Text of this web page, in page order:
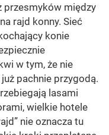
przesmyków między
rajd konny. Sieć
konie
w tym, że nie
pachnie przygodą.
lasami
wielkie hotele
nie oznacza tu